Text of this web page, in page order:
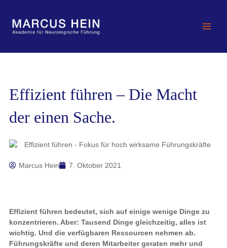
springen
Effizient führen – Die Macht
der einen Sache.
Marcus Hein 7. Oktober 2021
Effizient führen bedeutet, sich auf einige wenige Dinge zu
konzentrieren. Aber: Tausend Dinge gleichzeitig, alles ist
wichtig. Und die verfügbaren Ressourcen nehmen ab.
Führungskräfte und deren Mitarbeiter geraten mehr und